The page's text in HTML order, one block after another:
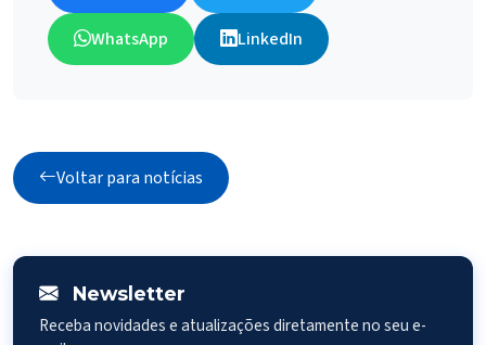
WhatsApp LinkedIn
Voltar para notícias
Newsletter
Receba novidades e atualizações diretamente no seu e-